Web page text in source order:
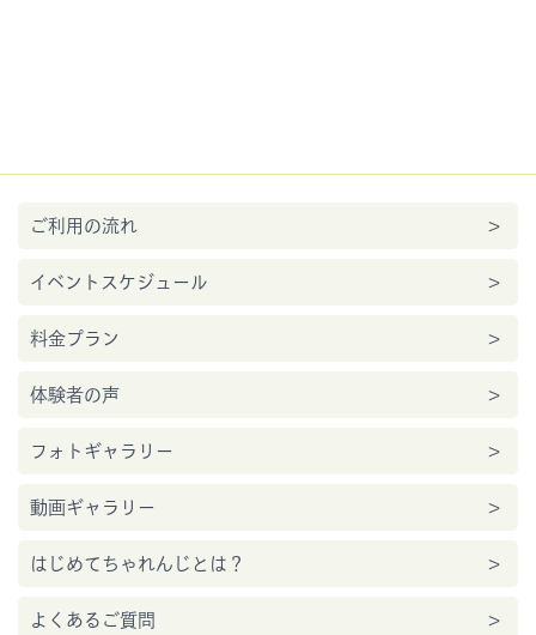
ご利用の流れ
イベントスケジュール
料金プラン
体験者の声
フォトギャラリー
動画ギャラリー
はじめてちゃれんじとは？
よくあるご質問